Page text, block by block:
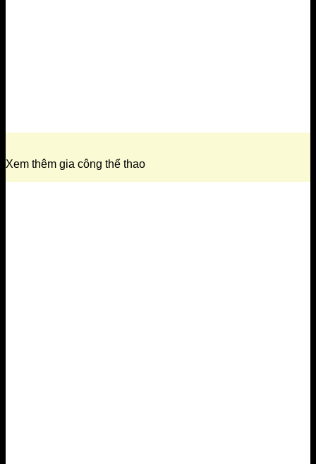
Xem thêm gia công thể thao